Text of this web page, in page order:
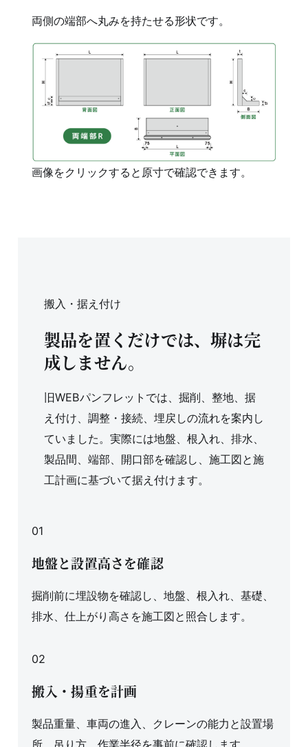
両側の端部へ丸みを持たせる形状です。
画像をクリックすると原寸で確認できます。
搬入・据え付け
製品を置くだけでは、塀は完
成しません。
旧WEBパンフレットでは、掘削、整地、据
え付け、調整・接続、埋戻しの流れを案内し
ていました。実際には地盤、根入れ、排水、
製品間、端部、開口部を確認し、施工図と施
工計画に基づいて据え付けます。
01
地盤と設置高さを確認
掘削前に埋設物を確認し、地盤、根入れ、基礎、
排水、仕上がり高さを施工図と照合します。
02
搬入・揚重を計画
製品重量、車両の進入、クレーンの能力と設置場
所、吊り方、作業半径を事前に確認します。